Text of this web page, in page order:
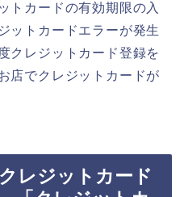
トカードの有効期限の入
ットカードエラーが発生
クレジットカード登録を
店でクレジットカードが
レジットカード